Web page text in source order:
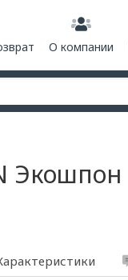
О компании
Экошпон